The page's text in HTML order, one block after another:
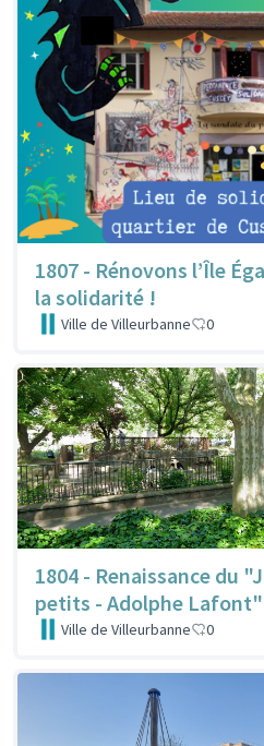
1807 - Rénovons l’Île
la solidarité !
Ville de Villeurbanne 0
1804 - Renaissance du
petits - Adolphe Lafont"
Ville de Villeurbanne 0